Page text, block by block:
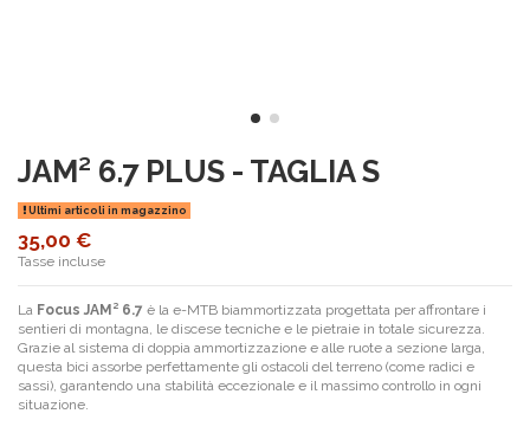
JAM² 6.7 PLUS - TAGLIA S
Ultimi articoli in magazzino
35,00 €
Tasse incluse
La Focus JAM² 6.7 è la e-MTB biammortizzata progettata per affrontare i
sentieri di montagna, le discese tecniche e le pietraie in totale sicurezza.
Grazie al sistema di doppia ammortizzazione e alle ruote a sezione larga,
questa bici assorbe perfettamente gli ostacoli del terreno (come radici e
sassi), garantendo una stabilità eccezionale e il massimo controllo in ogni
situazione.